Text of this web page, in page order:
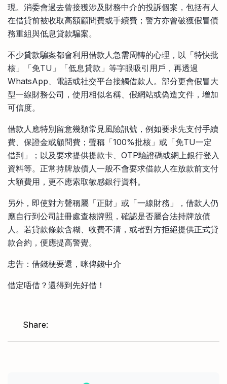
現。消委會過去曾接獲涉及財務中介的投訴個案，包括有人
在借貸前被收取高額顧問費或手續費；警方亦曾破獲假冒債
務重組與低息貸款騙案。
不少貸款騙案都會利用借款人急需周轉的心理，以「特快批
核」「免TU」「低息貸款」等字眼吸引用戶，再透過
WhatsApp、電話或社交平台接觸借款人。部分更會假冒大
型一線財務公司，使用相似名稱、假網站或偽造文件，增加
可信度。
借款人應特別留意幾類常見風險訊號，例如要求先支付手續
費、保證金或顧問費；聲稱「100%批核」或「免TU一定
借到」；以及要求提供提款卡、OTP驗證碼或網上銀行登入
資料等。正常持牌放債人一般不會要求借款人在放款前支付
大額費用，更不應索取敏感銀行資料。
另外，即使對方聲稱屬「正財」或「一線財務」，借款人仍
應自行到公司註冊處查核牌照，確認是否屬合法持牌放債
人。若貸款條款含糊、收費不清，或者對方拒絕提供正式貸
款合約，便應提高警覺。
忠告：借錢梗要還，咪俾錢中介
借定唔借？還得到先好借！
Share: